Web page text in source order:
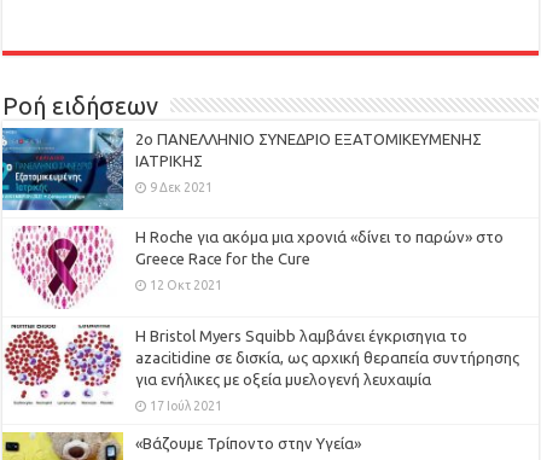
Ροή ειδήσεων
2ο ΠΑΝΕΛΛΗΝΙΟ ΣΥΝΕΔΡΙΟ ΕΞΑΤΟΜΙΚΕΥΜΕΝΗΣ
ΙΑΤΡΙΚΗΣ
9 Δεκ 2021
H Roche για ακόμα μια χρονιά «δίνει το παρών» στο
Greece Race for the Cure
12 Οκτ 2021
Η Bristol Myers Squibb λαμβάνει έγκρισηγια το
azacitidine σε δισκία, ως αρχική θεραπεία συντήρησης
για ενήλικες με οξεία μυελογενή λευχαιμία
17 Ιούλ 2021
«Βάζουμε Τρίποντο στην Υγεία»